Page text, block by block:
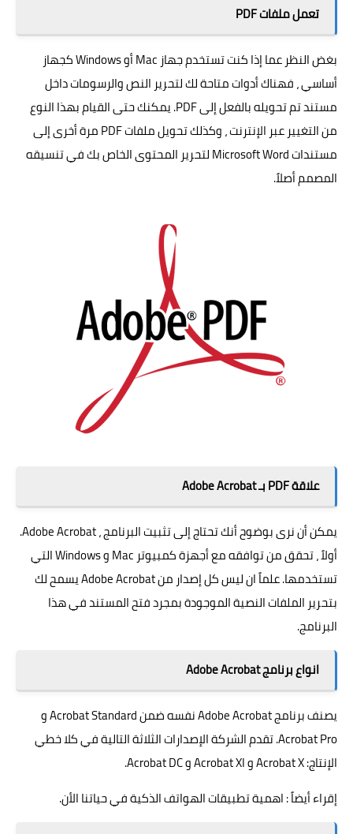
تعمل ملفات PDF
بغض النظر عما إذا كنت تستخدم جهاز Mac أو
Windowsكجهاز
أساسي ، فهناك أدوات متاحة لك لتحرير النص والرسومات داخل
مستند تم تحويله بالفعل إلى PDF. يمكنك حتى القيام بهذا النوع
من التغيير عبر الإنترنت ، وكذلك تحويل ملفات PDF مرة أخرى إلى
مستندات Microsoft Word لتحرير المحتوى الخاص بك في تنسيقه
المصمم أصلاً.
علاقة PDF بـ Adobe Acrobat
يمكن أن نرى بوضوح أنك تحتاج إلى تثبيت البرنامج ، Adobe Acrobat.
أولاً ، تحقق من توافقه مع أجهزة كمبيوتر Mac
و Windows التي
تستخدمها. علماً ان ليس كل إصدار من Adobe Acrobat يسمح لك
بتحرير الملفات النصية الموجودة بمجرد فتح المستند في هذا
البرنامج.
انواع برنامج Adobe Acrobat
يصنف برنامج Adobe Acrobat نفسه ضمن Acrobat Standard و
Acrobat Pro. تقدم الشركة الإصدارات الثلاثة التالية في كلا خطي
الإنتاج: Acrobat X و Acrobat XI و Acrobat DC.
إقراء أيضاً :اهمية تطبيقات الهواتف الذكية في حياتنا الأن.